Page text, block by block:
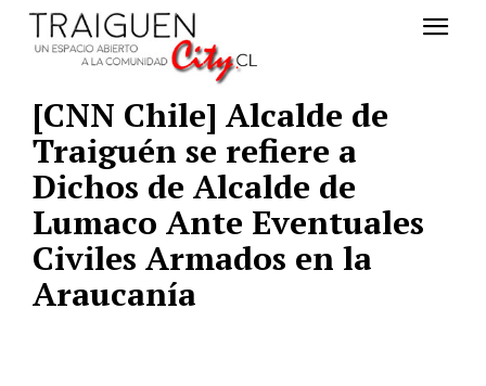
[CNN Chile] Alcalde de
Traiguén se refiere a
Dichos de Alcalde de
Lumaco Ante Eventuales
Civiles Armados en la
Araucanía